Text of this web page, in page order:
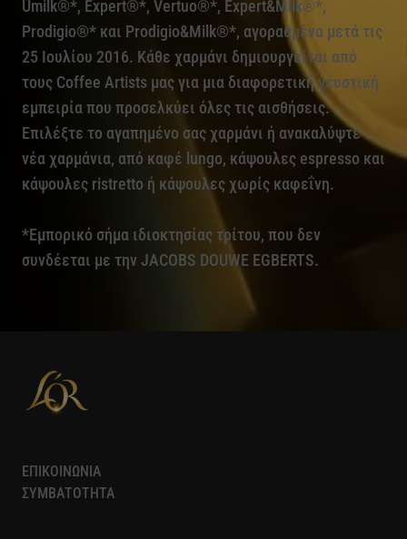
Umilk®*, Expert®*, Vertuo®*, Expert&Milk®*,
Prodigio®* και Prodigio&Milk®*, αγορασμένα μετά τις
25 Ιουλίου 2016. Κάθε χαρμάνι δημιουργείται από
τους Coffee Artists μας για μια διαφορετική γευστική
εμπειρία που προσελκύει όλες τις αισθήσεις.
Επιλέξτε το αγαπημένο σας χαρμάνι ή ανακαλύψτε
νέα χαρμάνια, από καφέ lungo, κάψουλες espresso και
κάψουλες ristretto ή κάψουλες χωρίς καφεΐνη.
*Εμπορικό σήμα ιδιοκτησίας τρίτου, που δεν
συνδέεται με την JACOBS DOUWE EGBERTS.
ΕΠΙΚΟΙΝΩΝΙΑ
ΣΥΜΒΑΤΟΤΗΤΑ